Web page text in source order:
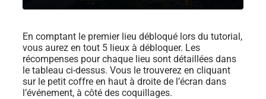
En comptant le premier lieu débloqué lors du tutorial,
vous aurez en tout 5 lieux à débloquer. Les
récompenses pour chaque lieu sont détaillées dans
le tableau ci-dessus. Vous le trouverez en cliquant
sur le petit coffre en haut à droite de l’écran dans
l’événement, à côté des coquillages.